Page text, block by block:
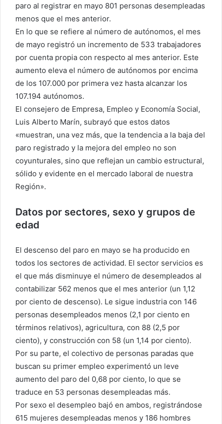
paro al registrar en mayo 801 personas desempleadas
menos que el mes anterior.
En lo que se refiere al número de autónomos, el mes
de mayo registró un incremento de 533 trabajadores
por cuenta propia con respecto al mes anterior. Este
aumento eleva el número de autónomos por encima
de los 107.000 por primera vez hasta alcanzar los
107.194 autónomos.
El consejero de Empresa, Empleo y Economía Social,
Luis Alberto Marín, subrayó que estos datos
«muestran, una vez más, que la tendencia a la baja del
paro registrado y la mejora del empleo no son
coyunturales, sino que reflejan un cambio estructural,
sólido y evidente en el mercado laboral de nuestra
Región».
Datos por sectores, sexo y grupos de
edad
El descenso del paro en mayo se ha producido en
todos los sectores de actividad. El sector servicios es
el que más disminuye el número de desempleados al
contabilizar 562 menos que el mes anterior (un 1,12
por ciento de descenso). Le sigue industria con 146
personas desempleados menos (2,1 por ciento en
términos relativos), agricultura, con 88 (2,5 por
ciento), y construcción con 58 (un 1,14 por ciento).
Por su parte, el colectivo de personas paradas que
buscan su primer empleo experimentó un leve
aumento del paro del 0,68 por ciento, lo que se
traduce en 53 personas desempleadas más.
Por sexo el desempleo bajó en ambos, registrándose
615 mujeres desempleadas menos y 186 hombres